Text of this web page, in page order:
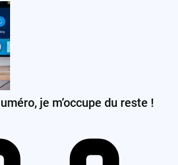
je m’occupe du reste !